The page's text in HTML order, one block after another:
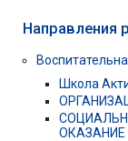
Направления
Школа